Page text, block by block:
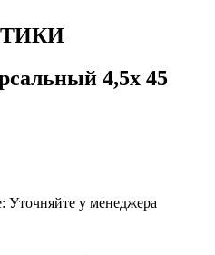
4,5х 45
Уточняйте у менеджера